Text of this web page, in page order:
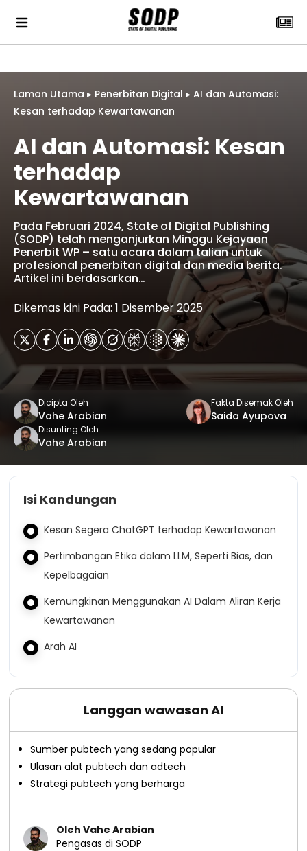
Laman Utama ▸ Penerbitan Digital ▸ AI dan Automasi:
Kesan terhadap Kewartawanan
AI dan Automasi: Kesan
terhadap
Kewartawanan
Pada Februari 2024, State of Digital Publishing
(SODP) telah menganjurkan Minggu Kejayaan
Penerbit WP – satu acara dalam talian untuk
profesional penerbitan digital dan media berita.
Artikel ini berdasarkan…
Dikemas kini Pada: 1 Disember 2025
Dicipta Oleh
Vahe Arabian
Fakta Disemak Oleh
Saida Ayupova
Disunting Oleh
Vahe Arabian
Isi Kandungan
Kesan Segera ChatGPT terhadap Kewartawanan
Pertimbangan Etika dalam LLM, Seperti Bias, dan
Kepelbagaian
Kemungkinan Menggunakan AI Dalam Aliran Kerja
Kewartawanan
Arah AI
Langgan wawasan AI
Sumber pubtech yang sedang popular
Ulasan alat pubtech dan adtech
Strategi pubtech yang berharga
Oleh Vahe Arabian
Pengasas di SODP